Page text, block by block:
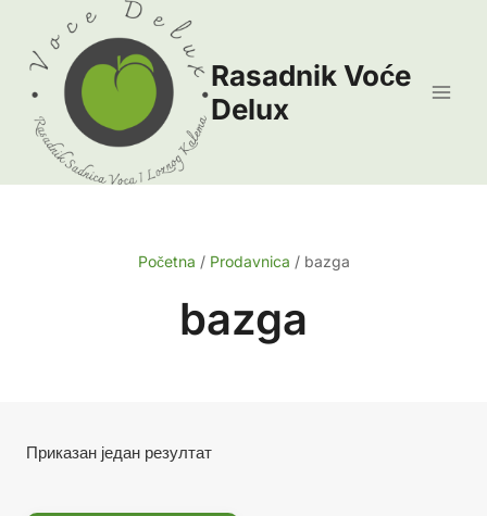
content
Rasadnik Voće
Delux
Početna / Prodavnica / bazga
bazga
Приказан један резултат